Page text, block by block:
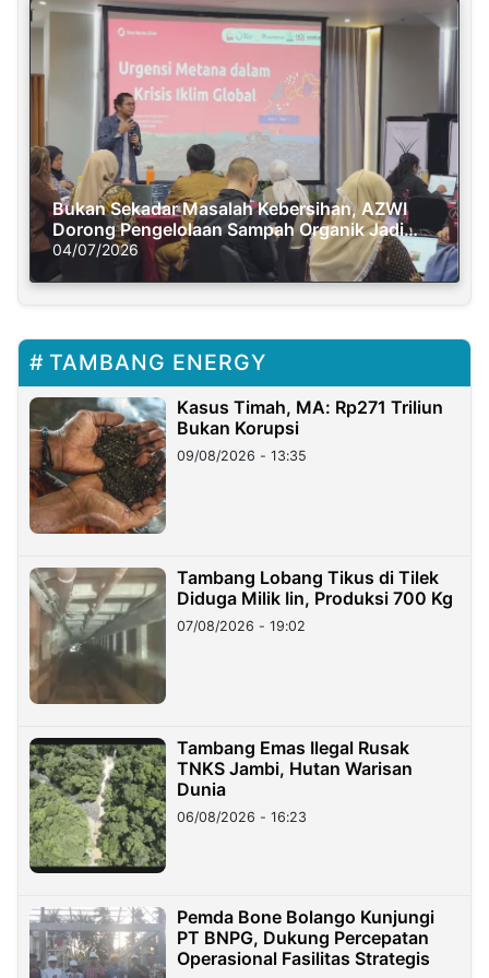
Bukan Sekadar Masalah Kebersihan, AZWI
Dorong Pengelolaan Sampah Organik Jadi
Solusi Krisis Iklim
04/07/2026
TAMBANG ENERGY
Kasus Timah, MA: Rp271 Triliun
Bukan Korupsi
09/08/2026 - 13:35
Tambang Lobang Tikus di Tilek
Diduga Milik Iin, Produksi 700 Kg
07/08/2026 - 19:02
Tambang Emas Ilegal Rusak
TNKS Jambi, Hutan Warisan
Dunia
06/08/2026 - 16:23
Pemda Bone Bolango Kunjungi
PT BNPG, Dukung Percepatan
Operasional Fasilitas Strategis